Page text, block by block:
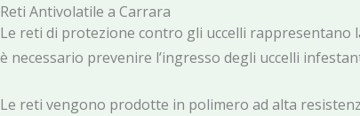
Reti Antivolatile a Carrara
Le reti di protezione contro gli uccelli rappresentano
è necessario prevenire l’ingresso degli uccelli
Le reti vengono prodotte in polimero ad alta